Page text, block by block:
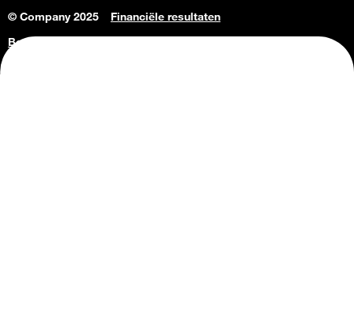
© Company 2025
Financiële resultaten
Bedrijfsgegevens